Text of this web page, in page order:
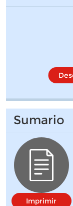
Sumario
Imprimir